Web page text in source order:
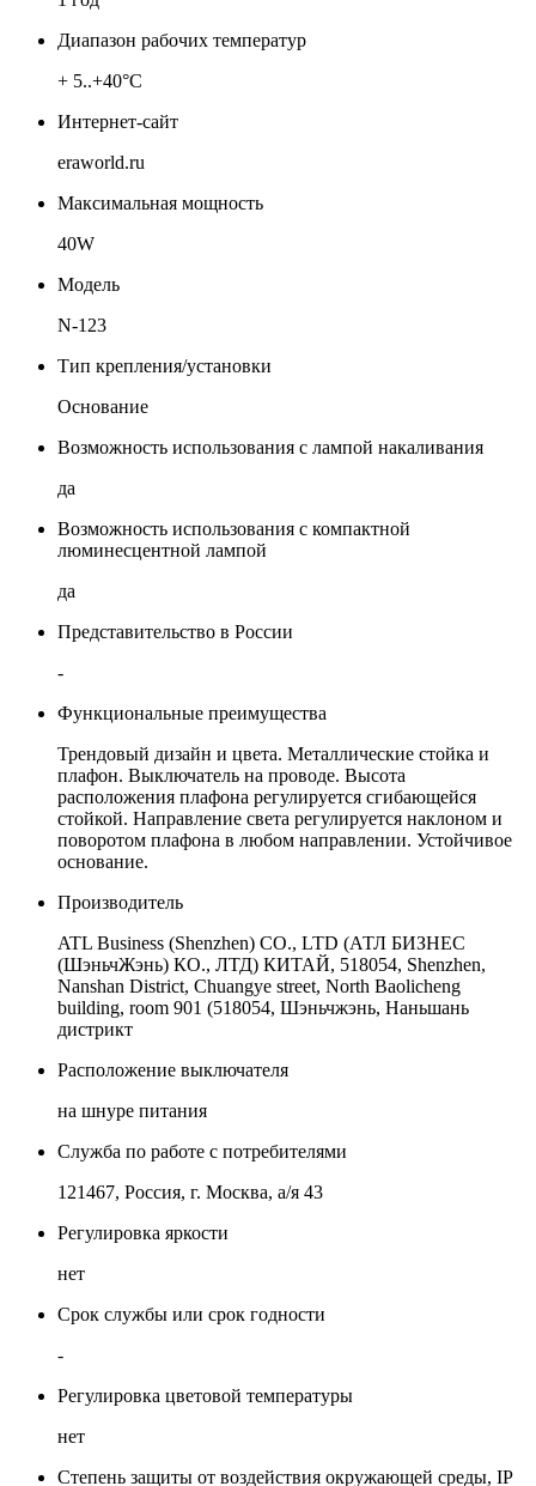
Диапазон рабочих температур
+ 5..+40°C
Интернет-сайт
eraworld.ru
Максимальная мощность
40W
Модель
N-123
Тип крепления/установки
Основание
Возможность использования с лампой накаливания
да
Возможность использования с компактной
люминесцентной лампой
да
Представительство в России
-
Функциональные преимущества
Трендовый дизайн и цвета. Металлические стойка и
плафон. Выключатель на проводе. Высота
расположения плафона регулируется сгибающейся
стойкой. Направление света регулируется наклоном и
поворотом плафона в любом направлении. Устойчивое
основание.
Производитель
ATL Business (Shenzhen) CO., LTD (АТЛ БИЗНЕС
(ШэньчЖэнь) КО., ЛТД) КИТАЙ, 518054, Shenzhen,
Nanshan District, Chuangye street, North Baolicheng
building, room 901 (518054, Шэньчжэнь, Наньшань
дистрикт
Расположение выключателя
на шнуре питания
Служба по работе с потребителями
121467, Россия, г. Москва, а/я 43
Регулировка яркости
нет
Срок службы или срок годности
-
Регулировка цветовой температуры
нет
Степень защиты от воздействия окружающей среды, IP